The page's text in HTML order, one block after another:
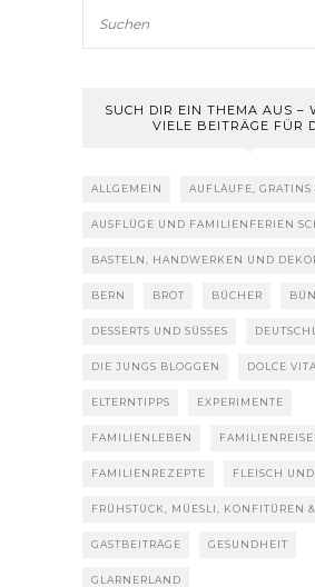
SUCH DIR EIN THEMA AUS –
VIELE BEITRÄGE FÜR
ALLGEMEIN AUFLÄUFE, GRATINS
AUSFLÜGE UND FAMILIENFERIEN
BASTELN, HANDWERKEN UND
BERN BROT BÜCHER
DESSERTS UND SÜSSES
DIE JUNGS BLOGGEN DOLCE VITA
ELTERNTIPPS EXPERIMENTE
FAMILIENLEBEN
FAMILIENREZEPTE FLEISCH
FRÜHSTÜCK, MÜESLI, KONFITÜREN
GASTBEITRÄGE GESUNDHEIT
GLARNERLAND